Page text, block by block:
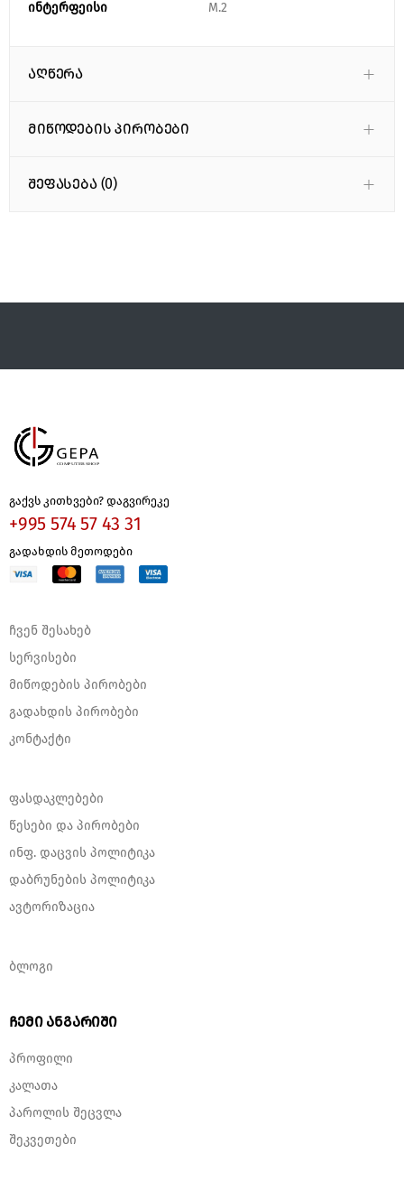
ინტერფეისი M.2
აღწერა
მიწოდების პირობები
შეფასება (0)
გაქვს კითხვები? დაგვირეკე
+995 574 57 43 31
გადახდის მეთოდები
ჩვენ შესახებ
სერვისები
მიწოდების პირობები
გადახდის პირობები
კონტაქტი
ფასდაკლებები
წესები და პირობები
ინფ. დაცვის პოლიტიკა
დაბრუნების პოლიტიკა
ავტორიზაცია
ბლოგი
ჩემი ანგარიში
პროფილი
კალათა
პაროლის შეცვლა
შეკვეთები